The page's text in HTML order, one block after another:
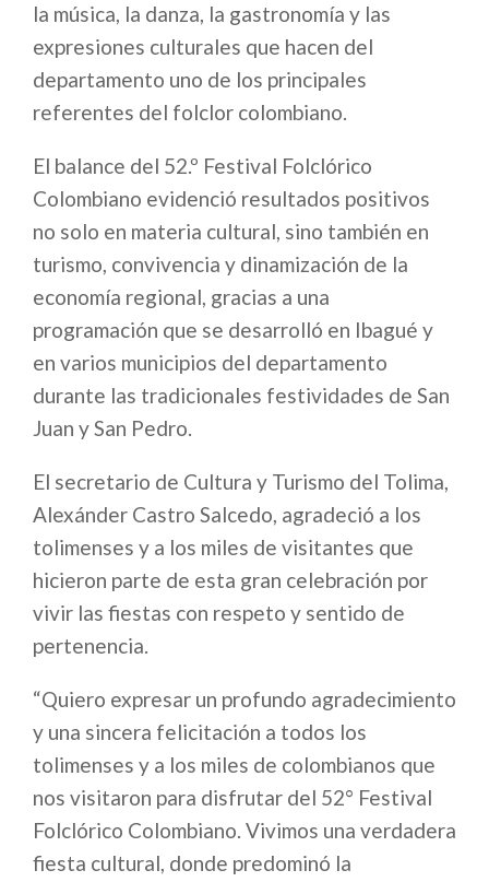
la música, la danza, la gastronomía y las
expresiones culturales que hacen del
departamento uno de los principales
referentes del folclor colombiano.
El balance del 52.º Festival Folclórico
Colombiano evidenció resultados positivos
no solo en materia cultural, sino también en
turismo, convivencia y dinamización de la
economía regional, gracias a una
programación que se desarrolló en Ibagué y
en varios municipios del departamento
durante las tradicionales festividades de San
Juan y San Pedro.
El secretario de Cultura y Turismo del Tolima,
Alexánder Castro Salcedo, agradeció a los
tolimenses y a los miles de visitantes que
hicieron parte de esta gran celebración por
vivir las fiestas con respeto y sentido de
pertenencia.
“Quiero expresar un profundo agradecimiento
y una sincera felicitación a todos los
tolimenses y a los miles de colombianos que
nos visitaron para disfrutar del 52° Festival
Folclórico Colombiano. Vivimos una verdadera
fiesta cultural, donde predominó la